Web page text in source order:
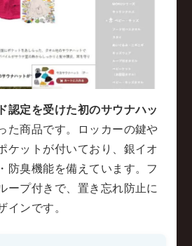
認定を受けた初のサウナハッ
た商品です。ロッカーの鍵や
ケットが付いており、銀イオ
防臭機能を備えています。フ
ープ付きで、置き忘れ防止に
インです。